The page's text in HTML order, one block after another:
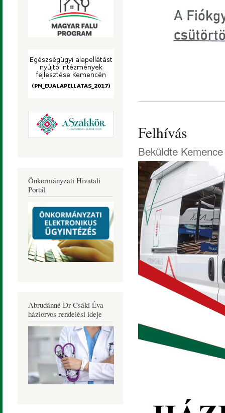
Önkormányzati Hivatali
Portál
Abrudánné Dr Csáki Éva
háziorvos rendelési ideje
Felhívás
Beküldte